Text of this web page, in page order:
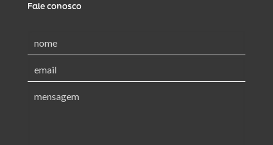
Fale conosco